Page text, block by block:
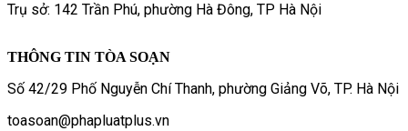
Trụ sở: 142 Trần Phú, phường Hà Đông, TP Hà Nội
THÔNG TIN TÒA SOẠN
Số 42/29 Phố Nguyễn Chí Thanh, phường Giảng Võ, TP. Hà Nội
toasoan@phapluatplus.vn